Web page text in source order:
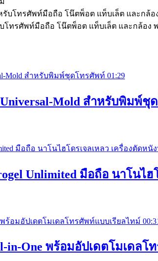
บโทรศัพท์มือถือ โน๊ตพ็อต แท็บเล็ต และกล้อ
01:29
Mold สําหรับพิมพ์ชุ
Unlimited มือถือ นาโนไ
in-One พร้อมอัปเดตโมเดลโ